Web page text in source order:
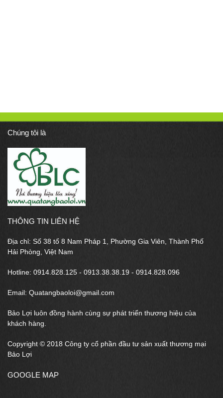
Chúng tôi là
THÔNG TIN LIÊN HỆ
Địa chỉ: Số 38 tổ 8 Nam Pháp 1, Phường Gia Viên, Thành Phố
Hải Phòng, Việt Nam
Hotline: 0914.828.125 - 0913.38.38.19 - 0914.828.096
Email: Quatangbaoloi@gmail.com
Bảo Lợi luôn đồng hành cùng sự phát triển thương hiệu của
khách hàng.
Copyright © 2018 Công ty cổ phần đầu tư sản xuất thương mại
Bảo Lợi
GOOGLE MAP